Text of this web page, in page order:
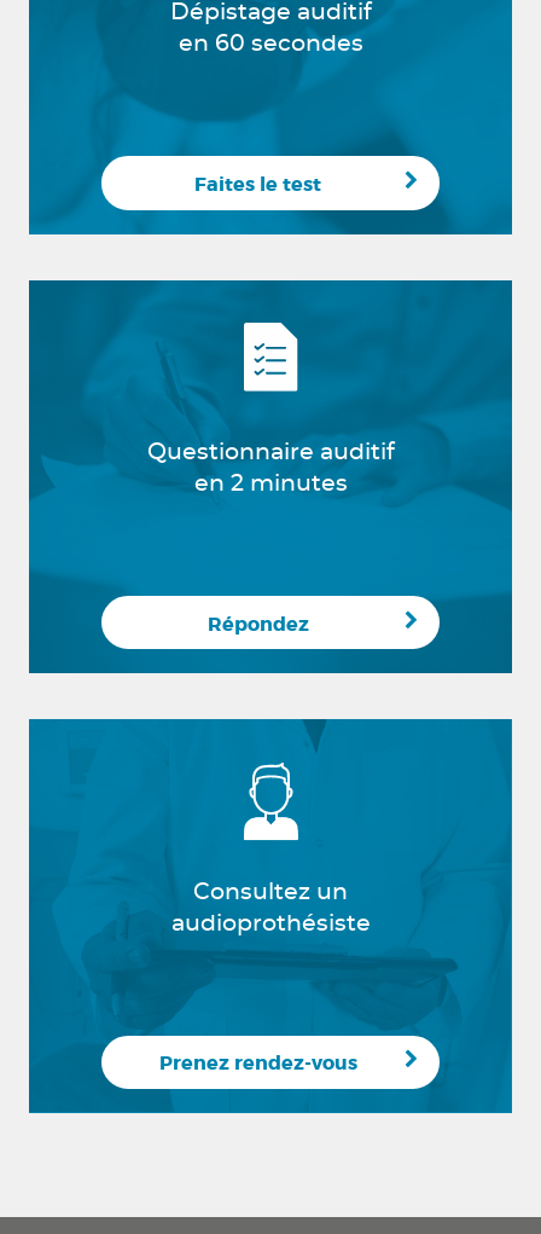
Dépistage auditif
en 60 secondes
Faites le test
Questionnaire auditif
en 2 minutes
Répondez
Consultez un
audioprothésiste
Prenez rendez-vous